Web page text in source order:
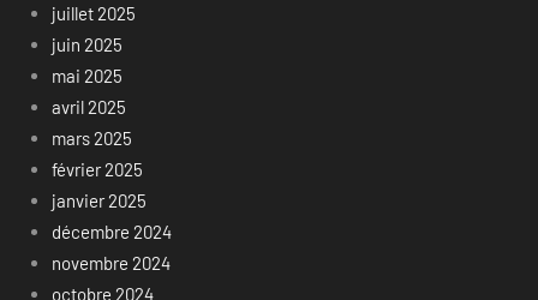
juillet 2025
juin 2025
mai 2025
avril 2025
mars 2025
février 2025
janvier 2025
décembre 2024
novembre 2024
octobre 2024